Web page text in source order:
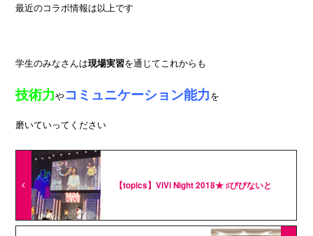
最近のコラボ情報は以上です
学生のみなさんは現場実習を通じてこれからも
技術力やコミュニケーション能力を
磨いていってください
【topics】ViVi Night 2018★ ♯びびないと